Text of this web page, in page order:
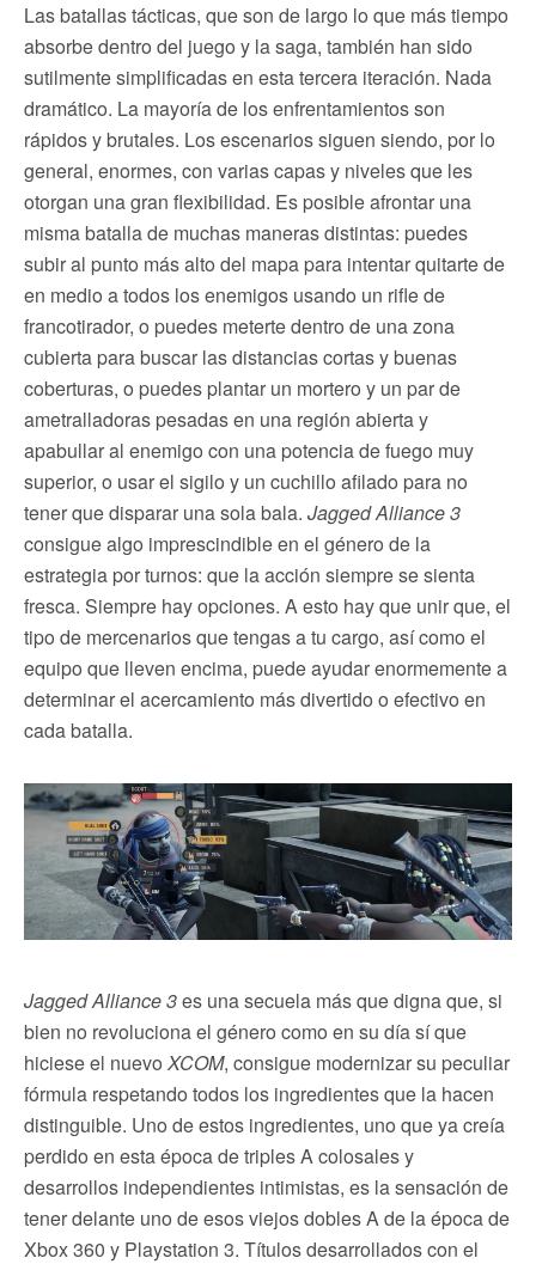
Las batallas tácticas, que son de largo lo que más tiempo
absorbe dentro del juego y la saga, también han sido
sutilmente simplificadas en esta tercera iteración. Nada
dramático. La mayoría de los enfrentamientos son
rápidos y brutales. Los escenarios siguen siendo, por lo
general, enormes, con varias capas y niveles que les
otorgan una gran flexibilidad. Es posible afrontar una
misma batalla de muchas maneras distintas: puedes
subir al punto más alto del mapa para intentar quitarte de
en medio a todos los enemigos usando un rifle de
francotirador, o puedes meterte dentro de una zona
cubierta para buscar las distancias cortas y buenas
coberturas, o puedes plantar un mortero y un par de
ametralladoras pesadas en una región abierta y
apabullar al enemigo con una potencia de fuego muy
superior, o usar el sigilo y un cuchillo afilado para no
tener que disparar una sola bala. Jagged Alliance 3
consigue algo imprescindible en el género de la
estrategia por turnos: que la acción siempre se sienta
fresca. Siempre hay opciones. A esto hay que unir que, el
tipo de mercenarios que tengas a tu cargo, así como el
equipo que lleven encima, puede ayudar enormemente a
determinar el acercamiento más divertido o efectivo en
cada batalla.
Jagged Alliance 3es una secuela más que digna que, si
bien no revoluciona el género como en su día sí que
hiciese el nuevo XCOM, consigue modernizar su peculiar
fórmula respetando todos los ingredientes que la hacen
distinguible. Uno de estos ingredientes, uno que ya creía
perdido en esta época de triples A colosales y
desarrollos independientes intimistas, es la sensación de
tener delante uno de esos viejos dobles A de la época de
Xbox 360 y Playstation 3. Títulos desarrollados con el